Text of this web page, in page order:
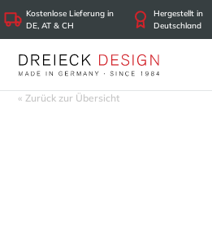
Kostenlose Lieferung in
DE, AT & CH
Hergestellt in
Deutschland
« Zurück zur Übersicht